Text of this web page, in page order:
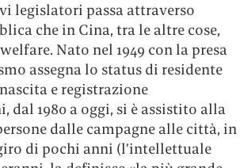
legislatori passa attraverso
che in Cina, tra le altre cose,
Nato nel 1949 con la presa
assegna lo status di residente
e registrazione
1980 a oggi, si è assistito alla
dalle campagne alle città, in
di pochi anni (l’intellettuale